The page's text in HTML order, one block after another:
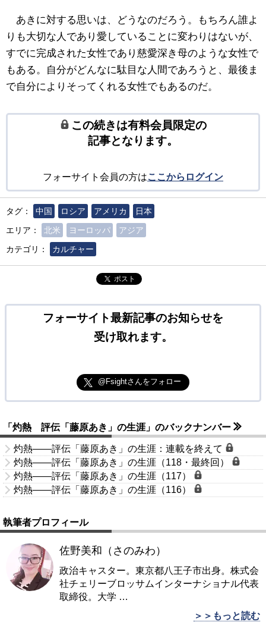
あきに対する思いは、どうなのだろう。もちろん誰よ
りも大切な人であり愛していることに変わりはないが、
すでに完成された女性であり慈愛深き母のような女性で
もある。自分がどんなに駄目な人間であろうと、最後ま
で自分によりそってくれる女性でもあるのだ。
この続きは有料会員限定の
記事となります。
フォーサイト会員の方はここからログイン
タグ： 中国 ロシア アメリカ
日本
エリア：
北米 ヨーロッパ
アジア
カテゴリ：
カルチャー
ポスト
フォーサイト最新記事のお知らせを
受け取れます。
@Fsightさんをフォロー
「灼熱 評伝「藤原あき」の生涯」のバックナンバー
灼熱――評伝「藤原あき」の生涯：連載を終えて
灼熱――評伝「藤原あき」の生涯（118・最終回）
灼熱――評伝「藤原あき」の生涯（117）
灼熱――評伝「藤原あき」の生涯（116）
執筆者プロフィール
佐野美和（さのみわ）
政治キャスター。東京都八王子市出身。株式会
社チェリーブロッサムインターナショナル代表
取締役。大学 …
＞＞もっと読む